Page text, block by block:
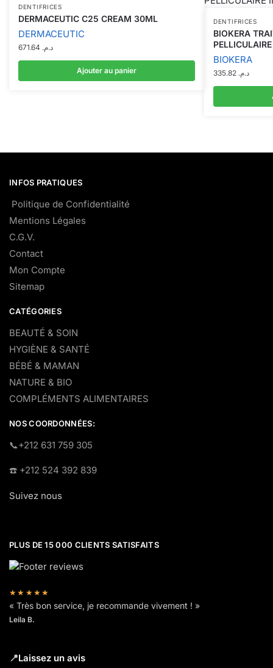
DENTIFRICES
DERMACEUTIC C25 CREAM 30ML
DERMACEUTIC
د.م.
Ajouter au panier
DENTIFRICES
BIOKERA
BIOKERA
د.م.
INFOS PRATIQUES
Politique de Confidentialité
Mentions Légales
C.G.V.
Contact
Mon Compte
Sitemap
CATÉGORIES
BEAUTÉ & SOIN
HYGIÈNE & SANTÉ
BÉBÉ & MAMAN
NATURE & BIO
COMPLÉMENTS ALIMENTAIRES
NOS COORDONNÉES:
​📞+212 631 759 305
☎️​ +212 524 392 839
Suivez nous
PLUS DE 15 000 CLIENTS SATISFAITS
★★★★★
« Très bon service, je recommande vivement ! »
Leila B.
📍Laissez un avis